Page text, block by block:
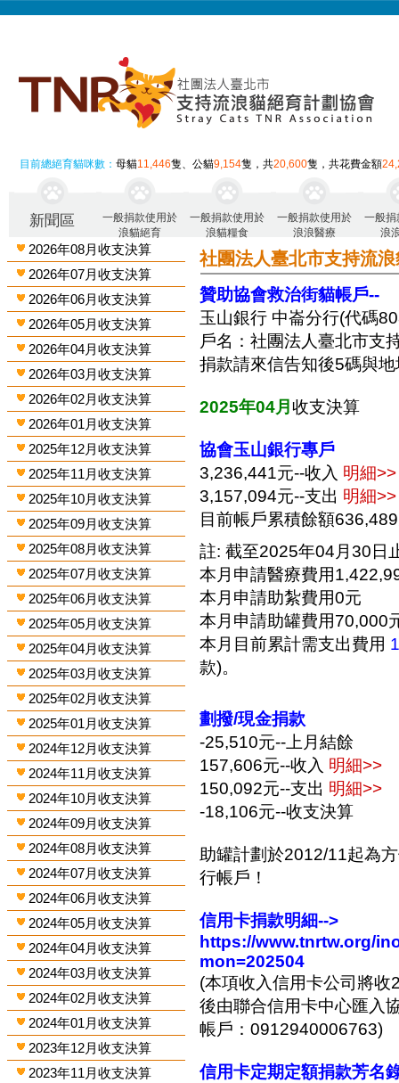
目前總絕育貓咪數：母貓11,446隻、公貓9,154隻，共20,600隻，共花費金額
新聞區
一般捐款使用於
浪貓絕育
一般捐款使用於
浪貓糧食
一般捐款使用於
浪浪醫療
一般捐
浪
2026年08月收支決算
2026年07月收支決算
2026年06月收支決算
2026年05月收支決算
2026年04月收支決算
2026年03月收支決算
2026年02月收支決算
2026年01月收支決算
2025年12月收支決算
2025年11月收支決算
2025年10月收支決算
2025年09月收支決算
2025年08月收支決算
2025年07月收支決算
2025年06月收支決算
2025年05月收支決算
2025年04月收支決算
2025年03月收支決算
2025年02月收支決算
2025年01月收支決算
2024年12月收支決算
2024年11月收支決算
2024年10月收支決算
2024年09月收支決算
2024年08月收支決算
2024年07月收支決算
2024年06月收支決算
2024年05月收支決算
2024年04月收支決算
2024年03月收支決算
2024年02月收支決算
2024年01月收支決算
2023年12月收支決算
2023年11月收支決算
社團法人臺北市支持流
贊助協會救治街貓帳戶--
玉山銀行 中崙分行(代碼
戶名：社團法人臺北市支
捐款請來信告知後5碼與
2025年04月收支決算
協會玉山銀行專戶
3,236,441元--收入 明細>>
3,157,094元--支出 明細>>
目前帳戶累積餘額
註: 截至2025年04月30日
本月申請醫療費用
本月申請助紮費用0元
本月申請助罐費用70,000
本月目前累計需支出費用
款)。
劃撥/現金捐款
-25,510元--上月結餘
157,606元--收入 明細>>
150,092元--支出 明細>>
-18,106元--收支決算
助罐計劃於2012/11起為
行帳戶！
信用卡捐款明細-->
https://www.tnrtw.org/
mon=202504
(本項收入信用卡公司將
後由聯合信用卡中心匯入
帳戶：0912940006763)
信用卡定期定額捐款芳名